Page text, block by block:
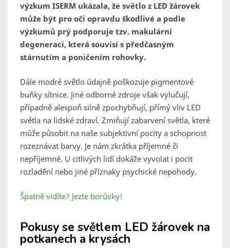
výzkum ISERM ukázala, že světlo z LED žárovek
může být pro oči opravdu škodlivé a podle
výzkumů prý podporuje tzv. makulární
degeneraci, která souvisí s předčasným
stárnutím a poničením rohovky.
Dále modré světlo údajně poškozuje pigmentové
buňky sítnice. Jiné odborné zdroje však vylučují,
případně alespoň silně zpochybňují, přímý vliv LED
světla na lidské zdraví. Zmiňují zabarvení světla, které
může působit na naše subjektivní pocity a schopnost
rozeznávat barvy. Je nám zkrátka příjemné či
nepříjemné. U citlivých lidí dokáže vyvolat i pocit
rozladění nebo jiné příznaky psychické nepohody.
Špatně vidíte? Jezte borůvky!
Pokusy se světlem LED žárovek na
potkanech a krysách